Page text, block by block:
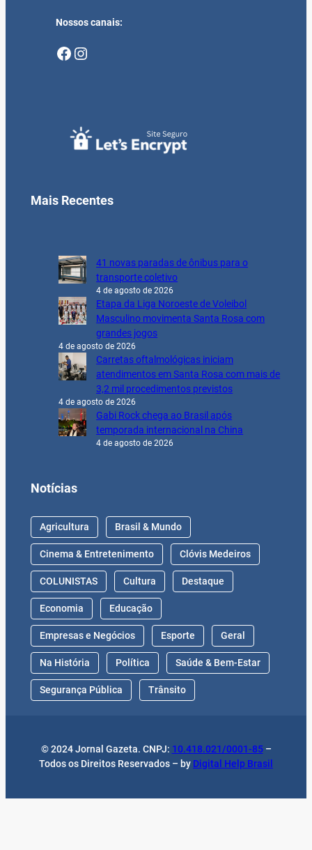
Nossos canais:
Facebook Instagram
Mais Recentes
41 novas paradas de ônibus para o
transporte coletivo
4 de agosto de 2026
Etapa da Liga Noroeste de Voleibol
Masculino movimenta Santa Rosa com
grandes jogos
4 de agosto de 2026
Carretas oftalmológicas iniciam
atendimentos em Santa Rosa com mais de
3,2 mil procedimentos previstos
4 de agosto de 2026
Gabi Rock chega ao Brasil após
temporada internacional na China
4 de agosto de 2026
Notícias
Agricultura Brasil & Mundo
Cinema & Entretenimento Clóvis Medeiros
COLUNISTAS Cultura Destaque
Economia Educação
Empresas e Negócios Esporte Geral
Na História Política Saúde & Bem-Estar
Segurança Pública Trânsito
© 2024 Jornal Gazeta. CNPJ: 10.418.021/0001-85–
Todos os Direitos Reservados – by Digital Help Brasil